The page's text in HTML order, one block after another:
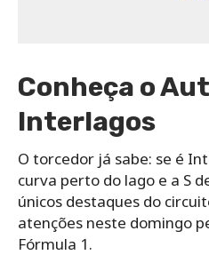
Conheça o
Interlagos
O torcedor já sabe: se é
curva perto do lago e a S
únicos destaques do
atenções neste domingo
Fórmula 1.